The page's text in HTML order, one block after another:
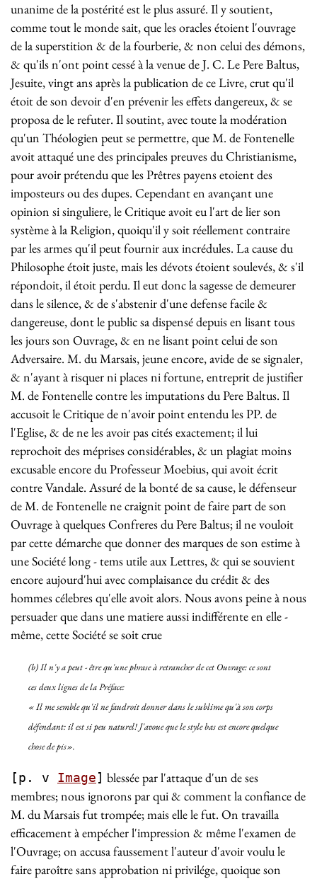
unanime de la postérité est le plus assuré. Il y soutient,
comme tout le monde sait, que les oracles étoient l'ouvrage
de la superstition & de la fourberie, & non celui des démons,
& qu'ils n'ont point cessé à la venue de J. C. Le Pere Baltus,
Jesuite, vingt ans après la publication de ce Livre, crut qu'il
étoit de son devoir d'en prévenir les effets dangereux, & se
proposa de le refuter. Il soutint, avec toute la modération
qu'un Théologien peut se permettre, que M. de Fontenelle
avoit attaqué une des principales preuves du Christianisme,
pour avoir prétendu que les Prêtres payens etoient des
imposteurs ou des dupes. Cependant en avançant une
opinion si singuliere, le Critique avoit eu l'art de lier son
système à la Religion, quoiqu'il y soit réellement contraire
par les armes qu'il peut fournir aux incrédules. La cause du
Philosophe étoit juste, mais les dévots étoient soulevés, & s'il
répondoit, il étoit perdu. Il eut donc la sagesse de demeurer
dans le silence, & de s'abstenir d'une defense facile &
dangereuse, dont le public sa dispensé depuis en lisant tous
les jours son Ouvrage, & en ne lisant point celui de son
Adversaire. M. du Marsais, jeune encore, avide de se signaler,
& n'ayant à risquer ni places ni fortune, entreprit de justifier
M. de Fontenelle contre les imputations du Pere Baltus. Il
accusoit le Critique de n'avoir point entendu les PP. de
l'Eglise, & de ne les avoir pas cités exactement; il lui
reprochoit des méprises considérables, & un plagiat moins
excusable encore du Professeur Moebius, qui avoit écrit
contre Vandale. Assuré de la bonté de sa cause, le défenseur
de M. de Fontenelle ne craignit point de faire part de son
Ouvrage à quelques Confreres du Pere Baltus; il ne vouloit
par cette démarche que donner des marques de son estime à
une Société long - tems utile aux Lettres, & qui se souvient
encore aujourd'hui avec complaisance du crédit & des
hommes célebres qu'elle avoit alors. Nous avons peine à nous
persuader que dans une matiere aussi indifférente en elle -
même, cette Société se soit crue
(b) Il n'y a peut - être qu'une phrase à retrancher de cet Ouvrage: ce sont
ces deux lignes de la Préface:
« Il me semble qu'il ne faudroit donner dans le sublimequ'à son corps
défendant:il est si peu naturel! J'avoue que le style basest encore quelque
chose de pis».
[p. v Image] blessée par l'attaque d'un de ses
membres; nous ignorons par qui & comment la confiance de
M. du Marsais fut trompée; mais elle le fut. On travailla
efficacement à empécher l'impression & même l'examen de
l'Ouvrage; on accusa faussement l'auteur d'avoir voulu le
faire paroître sans approbation ni privilége, quoique son